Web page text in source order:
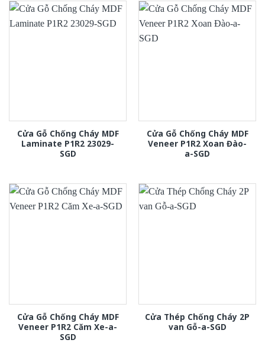
Cửa Gỗ Chống Cháy MDF
Laminate P1R2 23029-
SGD
Cửa Gỗ Chống Cháy MDF
Veneer P1R2 Xoan Đào-
a-SGD
Cửa Gỗ Chống Cháy MDF
Veneer P1R2 Căm Xe-a-
SGD
Cửa Thép Chống Cháy 2P
van Gỗ-a-SGD